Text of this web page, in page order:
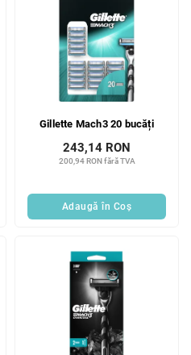
Gillette Mach3 20 bucăți
200,94 RON fără TVA
243,14 RON
Adaugă în Coş